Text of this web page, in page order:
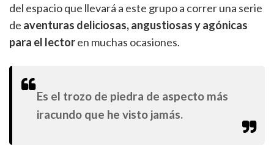
del espacio que llevará a este grupo a correr una serie
de aventuras deliciosas, angustiosas y agónicas
para el lectoren muchas ocasiones.
Es el trozo de piedra de aspecto más
iracundo que he visto jamás.